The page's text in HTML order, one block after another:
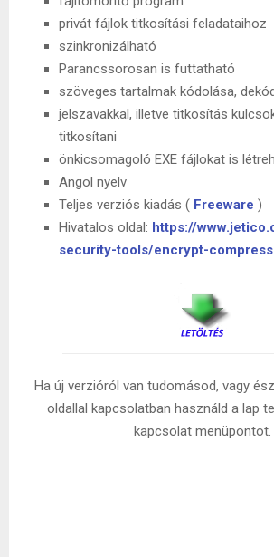
privát fájlok titkosítási feladataihoz
szinkronizálható
Parancssorosan is futtatható
szöveges tartalmak kódolása,
jelszavakkal, illetve titkosítás
titkosítani
önkicsomagoló EXE fájlokat is
Angol nyelv
Teljes verziós kiadás ( Freeware )
Hivatalos oldal: https://
security-tools/encrypt-
Ha új verzióról van tudomásod, vagy
oldallal kapcsolatban használd a lap
kapcsolat menüpontot.